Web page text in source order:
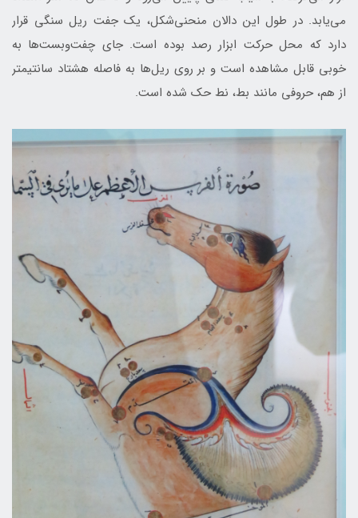
می‌یابد. در طول این دالان منحنی‌شکل، یک جفت ریل سنگی قرار
دارد که محل حرکت ابزار رصد بوده است. جای چفت‌وبست‌ها به
خوبی قابل مشاهده است و بر روی ریل‌ها به فاصله هشتاد سانتیمتر
از هم، حروفی مانند بط، نط حک شده است.